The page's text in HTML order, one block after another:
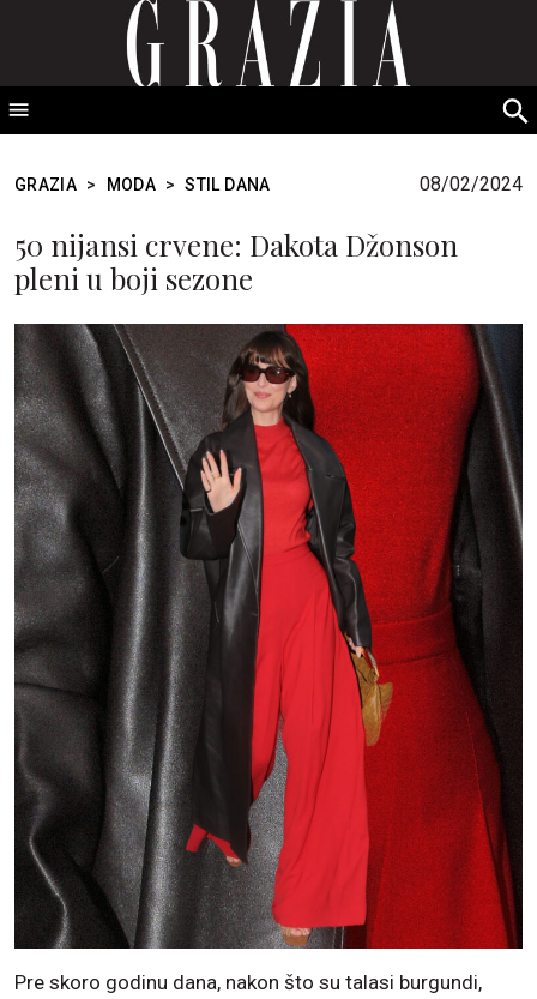
GRAZIA Srbija
GRAZIA > MODA > STIL DANA 08/02/2024
50 nijansi crvene: Dakota Džonson
pleni u boji sezone
Pre skoro godinu dana, nakon što su talasi burgundi,